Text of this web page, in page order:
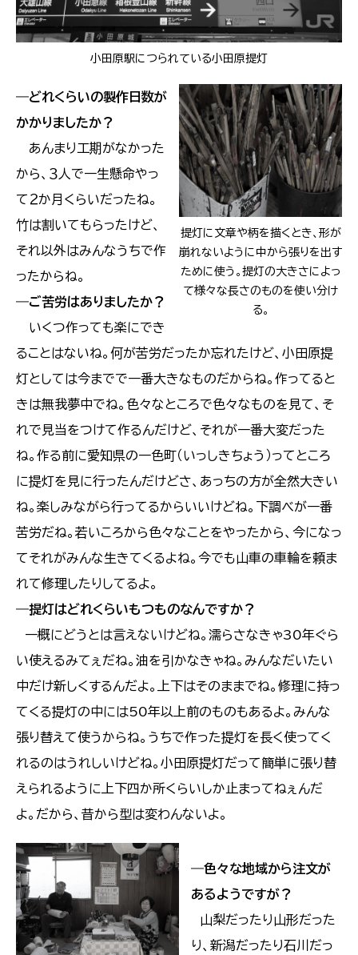
小田原駅につられている小田原提灯
提灯に文章や柄を描くとき、形が
崩れないように中から張りを出す
ために使う。提灯の大きさによっ
て様々な長さのものを使い分け
る。
―どれくらいの製作日数が
かかりましたか？
あんまり工期がなかった
から、３人で一生懸命やっ
て２か月くらいだったね。
竹は割いてもらったけど、
それ以外はみんなうちで作
ったからね。
―ご苦労はありましたか？
いくつ作っても楽にでき
ることはないね。何が苦労だったか忘れたけど、小田原提
灯としては今までで一番大きなものだからね。作ってると
きは無我夢中でね。色々なところで色々なものを見て、そ
れで見当をつけて作るんだけど、それが一番大変だった
ね。作る前に愛知県の一色町（いっしきちょう）ってところ
に提灯を見に行ったんだけどさ、あっちの方が全然大きい
ね。楽しみながら行ってるからいいけどね。下調べが一番
苦労だね。若いころから色々なことをやったから、今になっ
てそれがみんな生きてくるよね。今でも山車の車輪を頼ま
れて修理したりしてるよ。
―提灯はどれくらいもつものなんですか？
一概にどうとは言えないけどね。濡らさなきゃ30年ぐら
い使えるみてぇだね。油を引かなきゃね。みんなだいたい
中だけ新しくするんだよ。上下はそのままでね。修理に持っ
てくる提灯の中には50年以上前のものもあるよ。みんな
張り替えて使うからね。うちで作った提灯を長く使ってく
れるのはうれしいけどね。小田原提灯だって簡単に張り替
えられるように上下四か所くらいしか止まってねぇんだ
よ。だから、昔から型は変わんないよ。
―色々な地域から注文が
あるようですが？
山梨だったり山形だった
り、新潟だったり石川だっ